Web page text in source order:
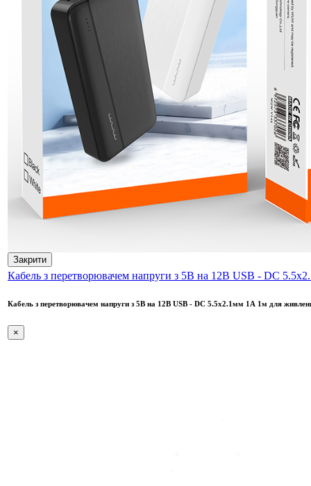
Закрити
Кабель з перетворювачем напруги з 5В на 12В USB - DC
Кабель з перетворювачем напруги з 5В на 12В USB - DC 5.5x2.1мм 1А 1м для
×